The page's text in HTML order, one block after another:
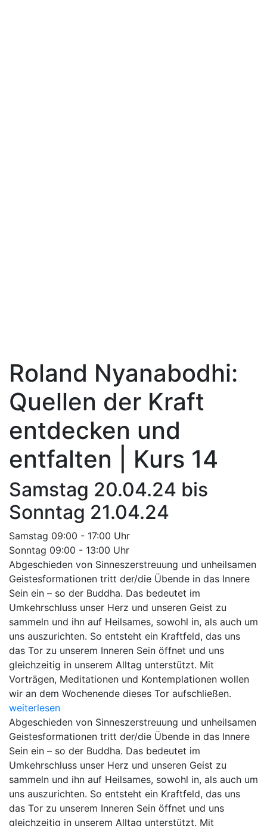
Roland Nyanabodhi:
Quellen der Kraft
entdecken und
entfalten | Kurs 14
Samstag 20.04.24 bis
Sonntag 21.04.24
Samstag 09:00 - 17:00 Uhr
Sonntag 09:00 - 13:00 Uhr
Abgeschieden von Sinneszerstreuung und unheilsamen
Geistesformationen tritt der/die Übende in das Innere
Sein ein – so der Buddha. Das bedeutet im
Umkehrschluss unser Herz und unseren Geist zu
sammeln und ihn auf Heilsames, sowohl in, als auch um
uns auszurichten. So entsteht ein Kraftfeld, das uns
das Tor zu unserem Inneren Sein öffnet und uns
gleichzeitig in unserem Alltag unterstützt. Mit
Vorträgen, Meditationen und Kontemplationen wollen
wir an dem Wochenende dieses Tor aufschließen.
weiterlesen
Abgeschieden von Sinneszerstreuung und unheilsamen
Geistesformationen tritt der/die Übende in das Innere
Sein ein – so der Buddha. Das bedeutet im
Umkehrschluss unser Herz und unseren Geist zu
sammeln und ihn auf Heilsames, sowohl in, als auch um
uns auszurichten. So entsteht ein Kraftfeld, das uns
das Tor zu unserem Inneren Sein öffnet und uns
gleichzeitig in unserem Alltag unterstützt. Mit